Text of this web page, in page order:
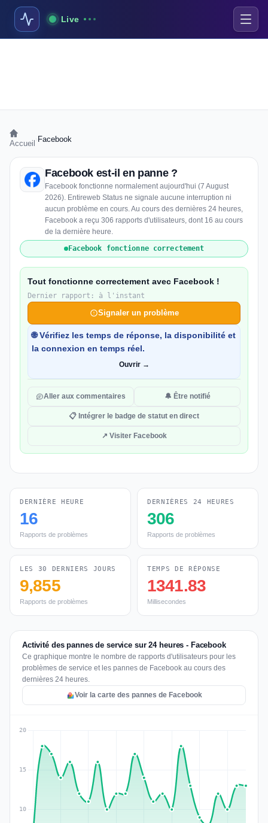
Live
Accueil Facebook
Facebook est-il en panne ?
Facebook fonctionne normalement aujourd'hui (7 August
2026). Entireweb Status ne signale aucune interruption ni
aucun problème en cours. Au cours des dernières 24 heures,
Facebook a reçu 306 rapports d'utilisateurs, dont 16 au cours
de la dernière heure.
Facebook fonctionne correctement
Tout fonctionne correctement avec Facebook !
Dernier rapport: à l'instant
Signaler un problème
🌐 Vérifiez les temps de réponse, la disponibilité et
la connexion en temps réel.
Ouvrir →
Aller aux commentaires 🔔 Être notifié
📋 Intégrer le badge de statut en direct
↗ Visiter Facebook
DERNIÈRE HEURE
16
Rapports de problèmes
DERNIÈRES 24 HEURES
306
Rapports de problèmes
LES 30 DERNIERS JOURS
9,855
Rapports de problèmes
TEMPS DE RÉPONSE
1341.83
Millisecondes
Activité des pannes de service sur 24 heures - Facebook
Ce graphique montre le nombre de rapports d'utilisateurs pour les
problèmes de service et les pannes de Facebook au cours des
dernières 24 heures.
Voir la carte des pannes de Facebook